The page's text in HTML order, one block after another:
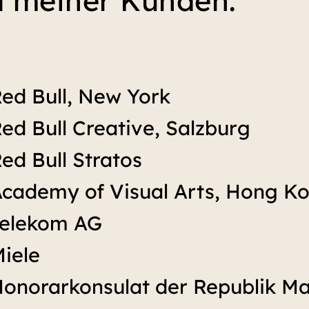
Bull, New York
Bull Creative, Salzburg
Bull Stratos
of Visual Arts, Hong
AG
der Republik